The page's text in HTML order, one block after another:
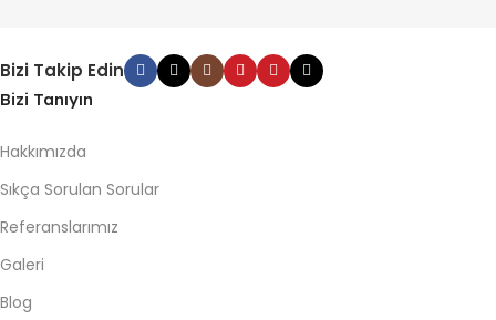
Bizi Takip Edin
Bizi Tanıyın
Hakkımızda
Sıkça Sorulan Sorular
Referanslarımız
Galeri
Blog